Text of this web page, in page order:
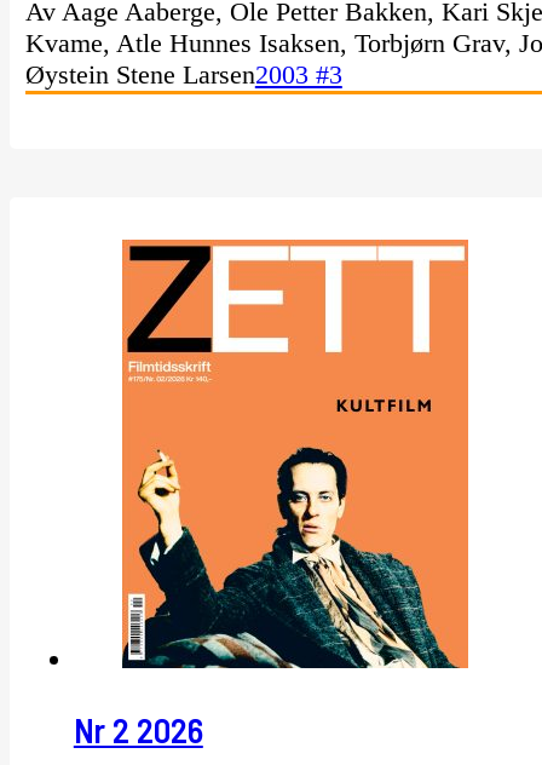
Av Aage Aaberge, Ole Petter Bakken, Kari
Kvame, Atle Hunnes Isaksen, Torbjørn Grav,
Øystein Stene Larsen2003 #3
Nr 2 2026